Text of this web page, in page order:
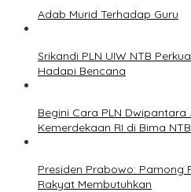
Adab Murid Terhadap Guru
Srikandi PLN UIW NTB
Hadapi Bencana
Begini Cara PLN
Kemerdekaan RI di Bima NTB
Presiden Prabowo: Pamong
Rakyat Membutuhkan